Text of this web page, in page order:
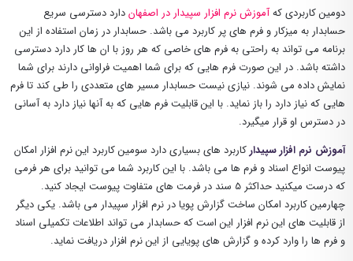
دومین کاربردی کهآموزش نرم افزار سپیدار در اصفهاندارد دسترسی سریع
حسابدار به میزکار و فرم های پر کاربرد می باشد. حسابدار در زمان استفاده از این
برنامه می تواند به راحتی به فرم های خاصی که هر روز با ان ها کار دارد دسترسی
داشته باشد. در این صورت فرم هایی که برای شما اهمیت فراوانی دارند برای شما
نمایش داده می شوند. نیازی نیست حسابدار مسیر های متعددی را طی کند تا فرم
هایی که نیاز دارد را باز نماید. با این قابلیت فرم هایی که به آنها نیاز دارد به آسانی
در دسترس او قرار میگیرد.
آموزش نرم افزار سپیدارکاربرد های بسیاری دارد سومین کاربرد این نرم افزار امکان
پیوست انواع اسناد و فرم ها می باشد. با این کاربرد شما می توانید برای هر فرمی
که درست میکنید حداکثر 5 سند در فرمت های متفاوت پیوست ایجاد کنید.
چهارمین کاربرد امکان ساخت گزارش پویا در نرم افزار سپیدار می باشد. یکی دیگر
از قابلیت های این نرم افزار این است که حسابدار می تواند اطلاعات تکمیلی اسناد
و فرم ها را وارد کرده و گزارش های پویایی از این نرم افزار دریافت نماید.